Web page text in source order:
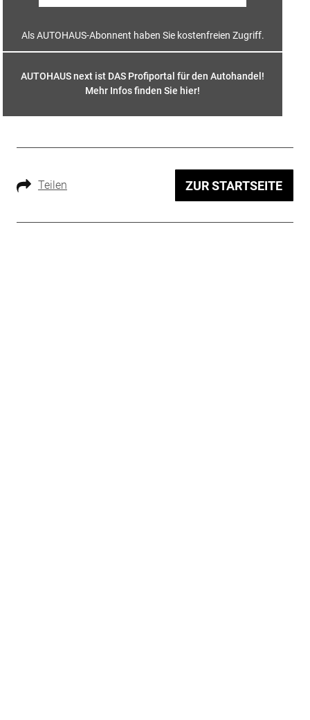
Als AUTOHAUS-Abonnent haben Sie kostenfreien Zugriff.
AUTOHAUS next ist DAS Profiportal für den Autohandel!
Mehr Infos finden Sie hier!
Teilen ZUR STARTSEITE